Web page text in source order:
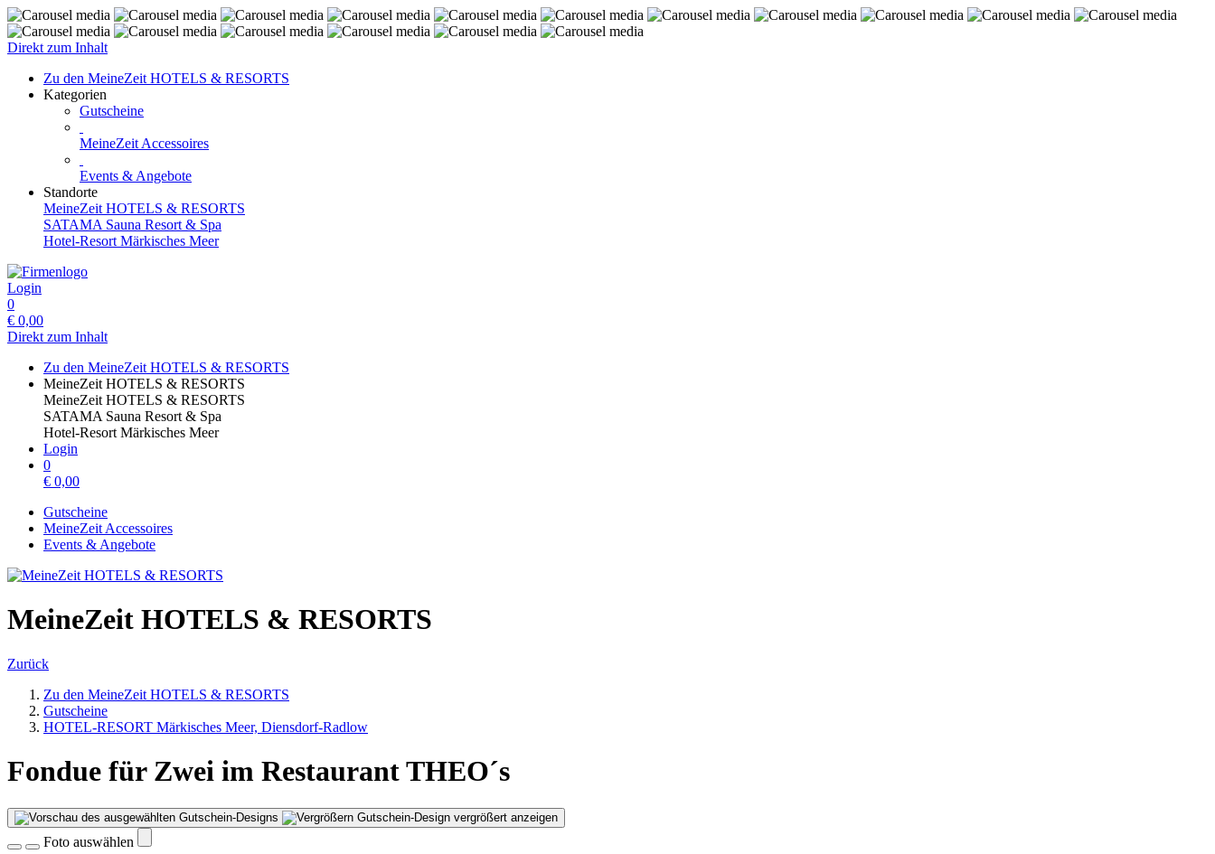
Direkt zum Inhalt
Zu den MeineZeit HOTELS & RESORTS
Kategorien
Gutscheine
MeineZeit Accessoires
Events & Angebote
Standorte
MeineZeit HOTELS & RESORTS
SATAMA Sauna Resort & Spa
Hotel-Resort Märkisches Meer
Login
0
€ 0,00
Direkt zum Inhalt
Zu den MeineZeit HOTELS & RESORTS
MeineZeit HOTELS & RESORTS
MeineZeit HOTELS & RESORTS
SATAMA Sauna Resort & Spa
Hotel-Resort Märkisches Meer
Login
0
€ 0,00
Gutscheine
MeineZeit Accessoires
Events & Angebote
MeineZeit HOTELS & RESORTS
Zurück
Zu den MeineZeit HOTELS & RESORTS
Gutscheine
HOTEL-RESORT Märkisches Meer, Diensdorf-Radlow
Fondue für Zwei im Restaurant THEO´s
Gutschein-Design vergrößert anzeigen
Foto auswählen